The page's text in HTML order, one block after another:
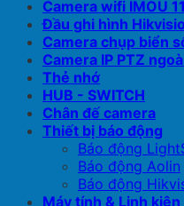
Camera wifi IMOU
Đầu ghi hình
Camera chụp biển
Camera IP PTZ
Thẻ nhớ
HUB - SWITCH
Chân đế camera
Thiết bị báo động
Báo động
Báo động Aolin
Báo động
Máy tính & Linh kiện